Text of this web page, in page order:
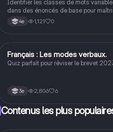
Identifier les classes de mots
dans des énoncés de base pour
de la grammaire.
4e 1,121 0
FFrançais
Français : Les modes verbaux.
Quiz parfait pour réviser le brevet
3e 2,806 6
Contenus les plus